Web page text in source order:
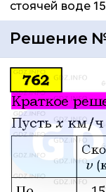
стоячей воде
Решение